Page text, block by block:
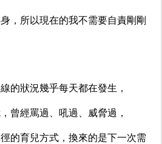
，所以現在的我不需要自責剛剛
的狀況幾乎每天都在發生，
曾經罵過、吼過、威脅過，
的育兒方式，換來的是下一次需